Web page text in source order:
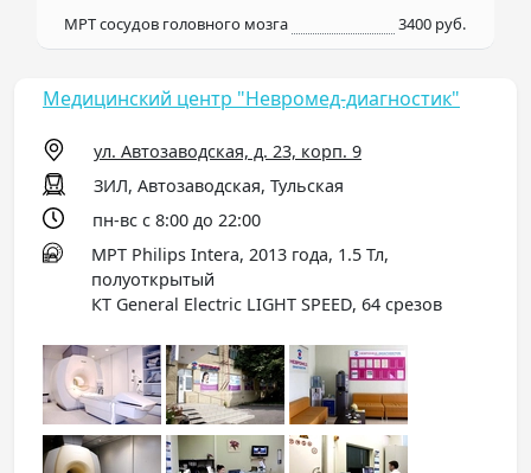
МРТ сосудов головного мозга
3400 руб.
Медицинский центр "Невромед-диагностик"
ул. Автозаводская, д. 23, корп. 9
ЗИЛ, Автозаводская, Тульская
пн-вс с 8:00 до 22:00
МРТ Philips Intera, 2013 года, 1.5 Тл,
полуоткрытый
КТ General Electric LIGHT SPEED, 64 срезов